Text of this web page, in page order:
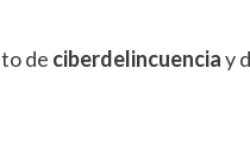
de ciberdelincuenciay